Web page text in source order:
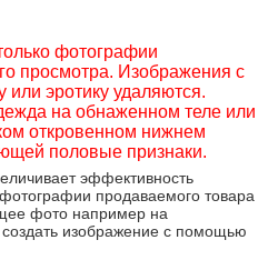
фотографии
просмотра. Изображения с
эротику удаляются.
на обнаженном теле или
откровенном нижнем
половые признаки.
эффективность
продаваемого товара
фото например на
изображение с помощью